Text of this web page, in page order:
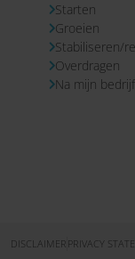
Starten
Groeien
Stabiliseren/
Overdragen
Na mijn bedrijf
DISCLAIMER PRIVACY